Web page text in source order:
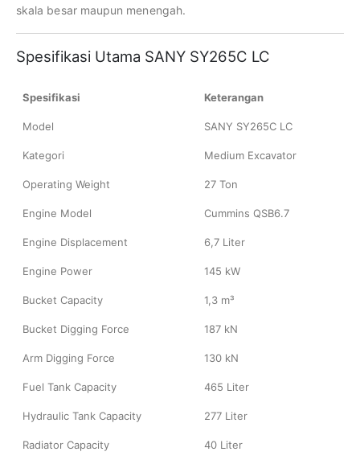
skala besar maupun menengah.
Spesifikasi Utama SANY SY265C LC
Spesifikasi Keterangan
Model SANY SY265C LC
Kategori Medium Excavator
Operating Weight 27 Ton
Engine Model Cummins QSB6.7
Engine Displacement 6,7 Liter
Engine Power 145 kW
Bucket Capacity 1,3 m³
Bucket Digging Force 187 kN
Arm Digging Force 130 kN
Fuel Tank Capacity 465 Liter
Hydraulic Tank Capacity 277 Liter
Radiator Capacity 40 Liter